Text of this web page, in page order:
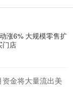
涨6% 大规模零售扩
门店
金将大量流出美